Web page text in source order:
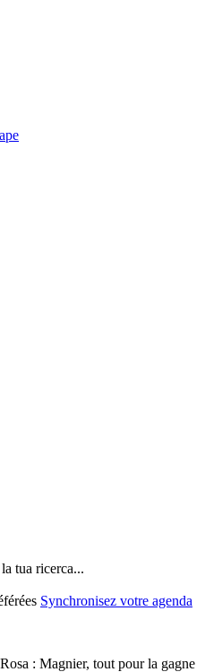
tua ricerca...
Synchronisez votre agenda
: Magnier, tout pour la gagne